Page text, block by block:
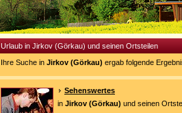
Urlaub in Jirkov (Görkau) und seinen Ortsteilen
Ihre Suche in Jirkov (Görkau) ergab folgende
Sehenswertes
in Jirkov (Görkau) und seinen